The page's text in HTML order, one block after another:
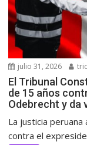
julio 31, 2026
El Tribunal
de 15 años
Odebrecht y da
La justicia peruana
contra el